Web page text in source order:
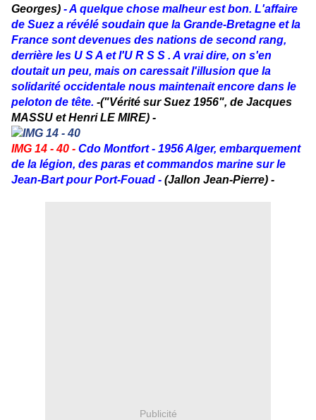
Georges) - A quelque chose malheur est bon. L'affaire
de Suez a révélé soudain que la Grande-Bretagne et la
France sont devenues des nations de second rang,
derrière les U S A et l'U R S S . A vrai dire, on s'en
doutait un peu, mais on caressait l'illusion que la
solidarité occidentale nous maintenait encore dans le
peloton de tête. -("Vérité sur Suez 1956", de Jacques
MASSU et Henri LE MIRE) -
IMG 14 - 40 - Cdo Montfort - 1956 Alger, embarquement
de la légion, des paras et commandos marine sur le
Jean-Bart pour Port-Fouad - (Jallon Jean-Pierre) -
Publicité